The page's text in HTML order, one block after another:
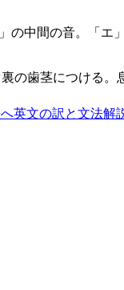
の中間の音。「エ
裏の歯茎につける
英文の訳と文法解